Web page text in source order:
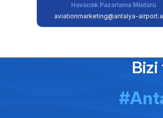
Havacılık Pazarlama Müdürü
aviationmarketing@antalya-